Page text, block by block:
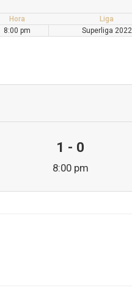
Hora Liga
8:00 pm Superliga 2022
1 - 0
8:00 pm